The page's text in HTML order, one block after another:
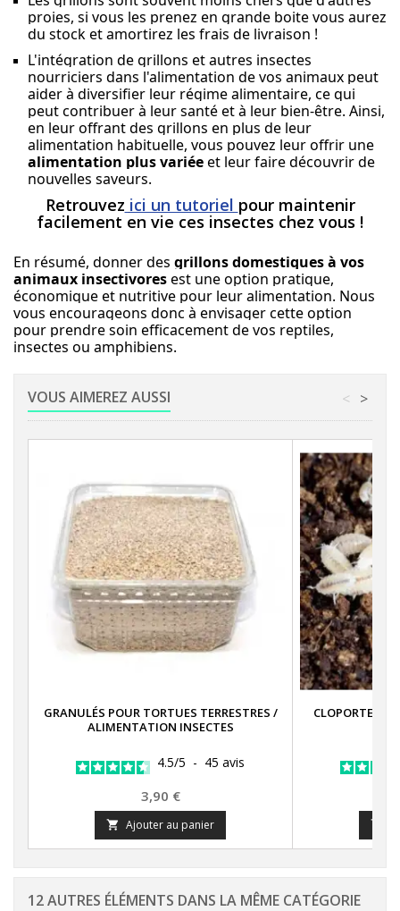
proies, si vous les prenez en grande boite vous aurez
du stock et amortirez les frais de livraison !
L'intégration de grillons et autres insectes
nourriciers dans l'alimentation de vos animaux peut
aider à diversifier leur régime alimentaire, ce qui
peut contribuer à leur santé et à leur bien-être. Ainsi,
en leur offrant des grillons en plus de leur
alimentation plus variée et leur faire découvrir de
nouvelles saveurs.
Retrouvez ici un tutoriel pour maintenir
facilement en vie ces insectes chez vous !
En résumé, donner des grillons domestiques à vos
animaux insectivores est une option pratique,
économique et nutritive pour leur alimentation. Nous
vous encourageons donc à envisager cette option
pour prendre soin efficacement de vos reptiles,
insectes ou amphibiens.
VOUS AIMEREZ AUSSI >
<
GRANULÉS POUR TORTUES TERRESTRES /
ALIMENTATION INSECTES
4.5/5 - 45 avis
Prix
3,90 €
 Ajouter au panier
CLOPORTES

12 AUTRES ÉLÉMENTS DANS LA MÊME CATÉGORIE